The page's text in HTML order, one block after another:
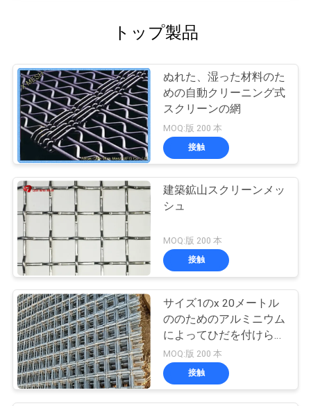
トップ製品
ぬれた、湿った材料のた
めの自動クリーニング式
スクリーンの網
MOQ:版 200 本
接触
建築鉱山スクリーンメッ
シュ
MOQ:版 200 本
接触
サイズ1のx 20メートル
ののためのアルミニウム
によってひだを付けられ
るワイヤー鉱山スクリー
ンの網のInfillのパネル
MOQ:版 200 本
接触